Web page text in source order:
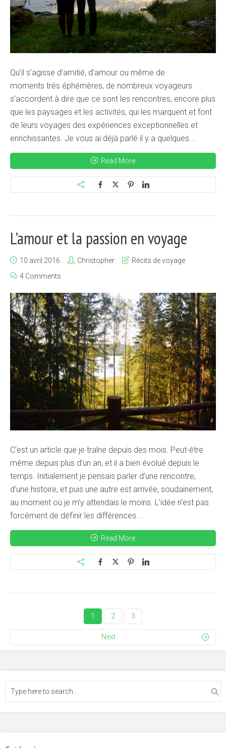
Qu’il s’agisse d’amitié, d’amour ou même de
moments très éphémères, de nombreux voyageurs
s’accordent à dire que ce sont les rencontres, encore plus
que les paysages et les activités, qui les marquent et font
de leurs voyages des expériences exceptionnelles et
enrichissantes. Je vous ai déjà parlé il y a quelques...
Read More
L’amour et la passion en voyage
10 avril 2016 Christopher
Récits de voyage
4 Comments
C’est un article que je traîne depuis des mois. Peut-être
même depuis plus d’un an, et il a bien évolué depuis le
temps. Initialement je pensais parler d’une rencontre,
d’une histoire, et puis une autre est arrivée, soudainement,
au moment où je m’y attendais le moins. L’idée n’est pas
forcément de définir les différences...
Read More
1 2 3
Next